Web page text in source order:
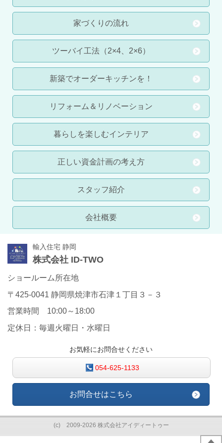
家づくりの流れ
ツーバイ工法（2×4、2×6）
新築でオーダーキッチンを！
リフォーム＆リノベーション
暮らしを楽しむインテリア
正しい資金計画の考え方
スタッフ紹介
会社概要
輸入住宅 静岡
株式会社 ID-TWO
ショールーム所在地
〒425-0041 静岡県焼津市石津１丁目３－３
営業時間 10:00～18:00
定休日：毎週火曜日・水曜日
お気軽にお問合せください
054-625-1133
お問合せはこちら
(c) 2009-2026 株式会社アイディートゥー